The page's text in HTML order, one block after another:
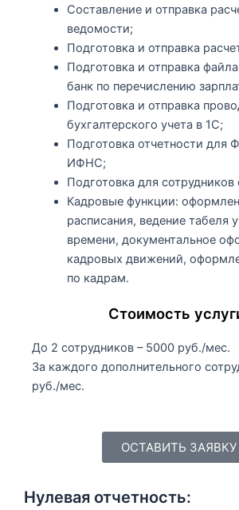
Составление и отправка
ведомости;
Подготовка и отправка
Подготовка и отправка
банк по перечислению
Подготовка и отправка
бухгалтерского учета в 1С;
Подготовка отчетности для
ИФНС;
Подготовка для сотрудников
Кадровые функции:
расписания, ведение табеля
времени, документальное
кадровых движений,
по кадрам.
Стоимость
До 2 сотрудников – 5000 руб./мес.
За каждого дополнительного
руб./мес.
ОСТАВИТЬ ЗАЯВКУ
Нулевая отчетность: